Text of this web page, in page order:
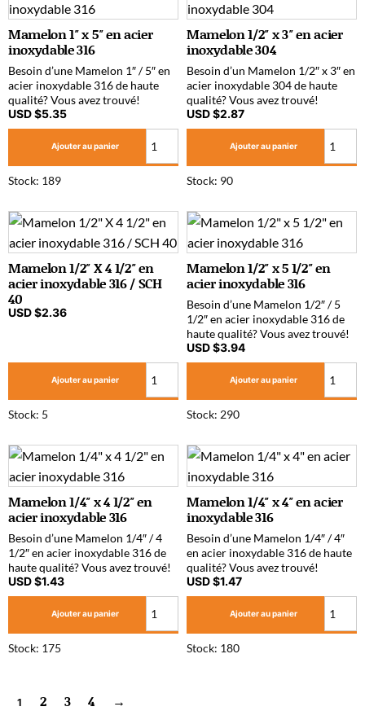
Mamelon 1″ x 5″ en acier
inoxydable 316
Besoin d’une Mamelon 1″ / 5″ en
acier inoxydable 316 de haute
qualité? Vous avez trouvé!
USD $5.35
Ajouter au panier
Stock: 189
Mamelon 1/2″ x 3″ en acier
inoxydable 304
Besoin d’un Mamelon 1/2″ x 3″ en
acier inoxydable 304 de haute
qualité? Vous avez trouvé!
USD $2.87
Ajouter au panier
Stock: 90
Mamelon 1/2″ X 4 1/2″ en
acier inoxydable 316 / SCH
40
USD $2.36
Ajouter au panier
Stock: 5
Mamelon 1/2″ x 5 1/2″ en
acier inoxydable 316
Besoin d’une Mamelon 1/2″ / 5
1/2″ en acier inoxydable 316 de
haute qualité? Vous avez trouvé!
USD $3.94
Ajouter au panier
Stock: 290
Mamelon 1/4″ x 4 1/2″ en
acier inoxydable 316
Besoin d’une Mamelon 1/4″ / 4
1/2″ en acier inoxydable 316 de
haute qualité? Vous avez trouvé!
USD $1.43
Ajouter au panier
Stock: 175
Mamelon 1/4″ x 4″ en acier
inoxydable 316
Besoin d’une Mamelon 1/4″ / 4″
en acier inoxydable 316 de haute
qualité? Vous avez trouvé!
USD $1.47
Ajouter au panier
Stock: 180
1 2 3 4 →